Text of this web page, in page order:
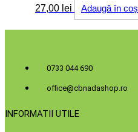
27,00 lei Adaugă în coș
0733 044 690
office@cbnadashop.ro
INFORMATII UTILE